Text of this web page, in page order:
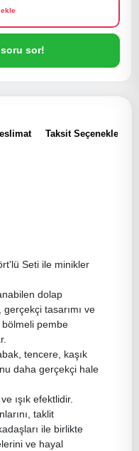
sor!
Taksit Seçenekleri
Seti ile minikler
dolap
gerçekçi tasarımı ve
pembe
tencere, kaşık
daha gerçekçi hale
ışık efektlidir.
taklit
ile birlikte
ve hayal